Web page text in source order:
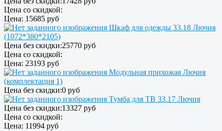
Цена со скидкой:
Цена: 15685 руб
Шкаф для одежды 33.18 Лючия
(1072*380*2105)
Цена без скидки:25770 руб
Цена со скидкой:
Цена: 23193 руб
Модульная прихожая Лючия
(комплектация 1)
Цена без скидки:0 руб
Тумба для ТВ 33.17 Лючия
Цена без скидки:13327 руб
Цена со скидкой:
Цена: 11994 руб